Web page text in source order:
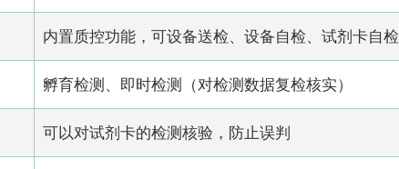
内置质控功能，可设备送检、设备自检、试剂卡自检
孵育检测、即时检测（对检测数据复检核实）
可以对试剂卡的检测核验，防止误判